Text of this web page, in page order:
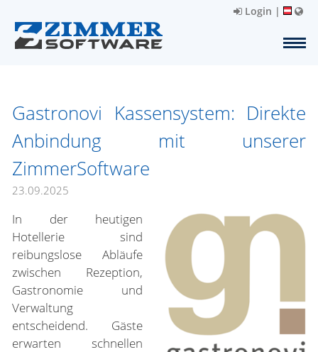
Login |
Gastronovi Kassensystem: Direkte
Anbindung mit unserer
ZimmerSoftware
23.09.2025
In der heutigen
Hotellerie sind
reibungslose Abläufe
zwischen Rezeption,
Gastronomie und
Verwaltung
entscheidend. Gäste
erwarten schnellen